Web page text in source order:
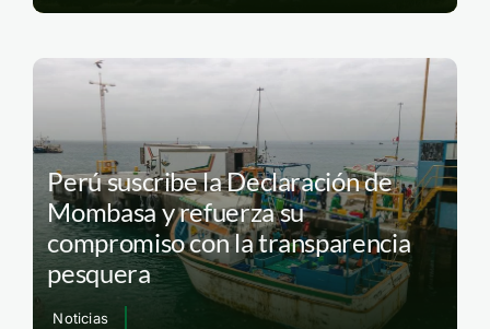
Perú suscribe la Declaración de
Mombasa y refuerza su
compromiso con la transparencia
pesquera
Noticias